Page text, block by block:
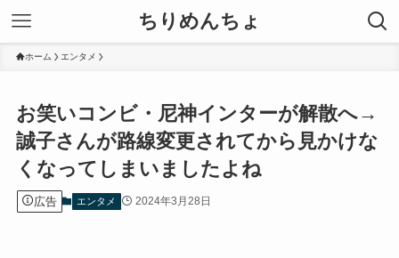
ちりめんちょ
ホーム エンタメ
お笑いコンビ・尼神インターが解散へ→
誠子さんが路線変更されてから見かけな
くなってしまいましたよね
広告 エンタメ 2024年3月28日